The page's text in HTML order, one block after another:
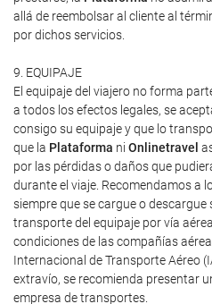
allá de reembolsar al cliente al
por dichos servicios.
9. EQUIPAJE
El equipaje del viajero no forma
a todos los efectos legales, se
consigo su equipaje y que lo
que la Plataforma ni Onlinetravel
por las pérdidas o daños que
durante el viaje. Recomendamos a
siempre que se cargue o descargue
transporte del equipaje por vía
condiciones de las compañías
Internacional de Transporte Aéreo
extravío, se recomienda presentar
empresa de transportes.